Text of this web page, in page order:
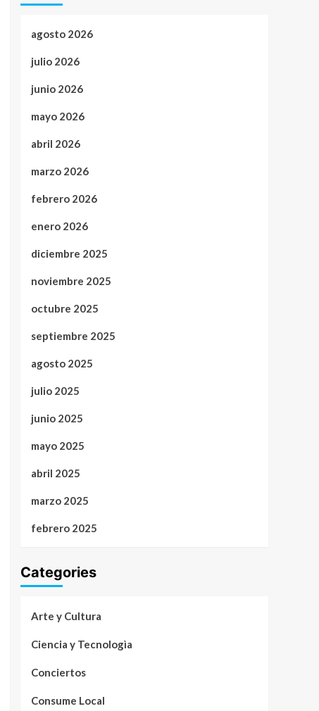
agosto 2026
julio 2026
junio 2026
mayo 2026
abril 2026
marzo 2026
febrero 2026
enero 2026
diciembre 2025
noviembre 2025
octubre 2025
septiembre 2025
agosto 2025
julio 2025
junio 2025
mayo 2025
abril 2025
marzo 2025
febrero 2025
Categories
Arte y Cultura
Ciencia y Tecnologìa
Conciertos
Consume Local